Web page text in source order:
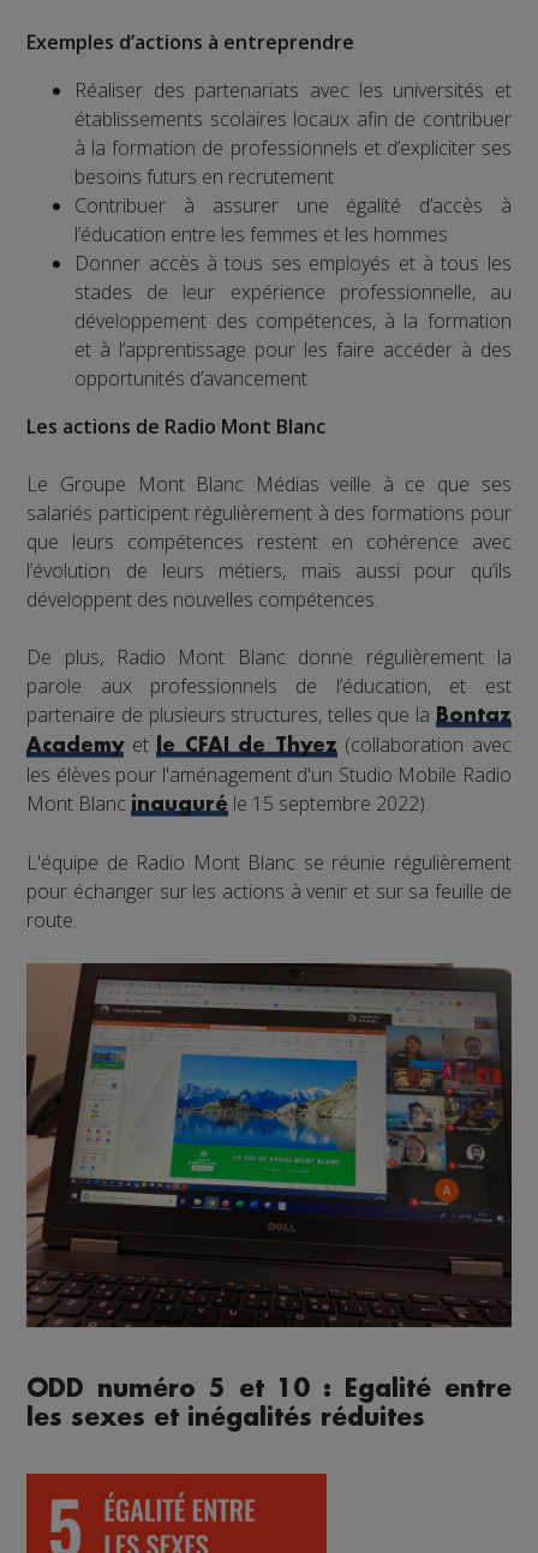
Exemples d’actions à entreprendre
Réaliser des partenariats avec les universités et
établissements scolaires locaux afin de contribuer
à la formation de professionnels et d’expliciter ses
besoins futurs en recrutement
Contribuer à assurer une égalité d’accès à
l’éducation entre les femmes et les hommes
Donner accès à tous ses employés et à tous les
stades de leur expérience professionnelle, au
développement des compétences, à la formation
et à l’apprentissage pour les faire accéder à des
opportunités d’avancement
Les actions de Radio Mont Blanc
Le Groupe Mont Blanc Médias veille à ce que ses
salariés participent régulièrement à des formations pour
que leurs compétences restent en cohérence avec
l’évolution de leurs métiers, mais aussi pour qu’ils
développent des nouvelles compétences.
De plus, Radio Mont Blanc donne régulièrement la
parole aux professionnels de l’éducation, et est
partenaire de plusieurs structures, telles que la
Bontaz
Academyet le CFAI de Thyez(collaboration avec
les élèves pour l'aménagement d'un Studio Mobile Radio
Mont Blancinauguré le 15 septembre 2022).
L'équipe de Radio Mont Blanc se réunie régulièrement
pour échanger sur les actions à venir et sur sa feuille de
route.
ODD numéro 5 et 10 : Egalité entre
les sexes et inégalités réduites